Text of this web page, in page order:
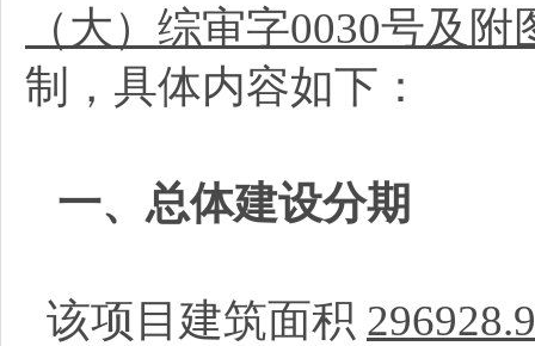
（大）综审字0030号及
制，具体内容如下：
一、总体建设分期
该项目建筑面积